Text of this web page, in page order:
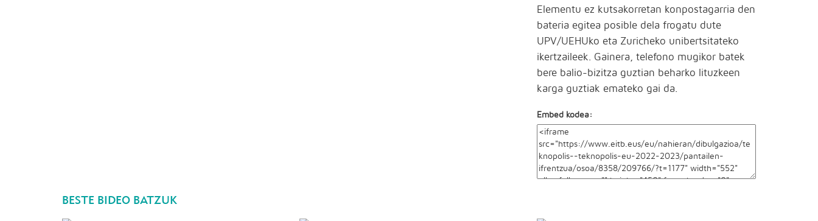
Elementu ez kutsakorretan konpostagarria den
bateria egitea posible dela frogatu dute
UPV/UEHUko eta Zuricheko unibertsitateko
ikertzaileek. Gainera, telefono mugikor batek
bere balio-bizitza guztian beharko lituzkeen
karga guztiak emateko gai da.
Embed kodea:
BESTE BIDEO BATZUK